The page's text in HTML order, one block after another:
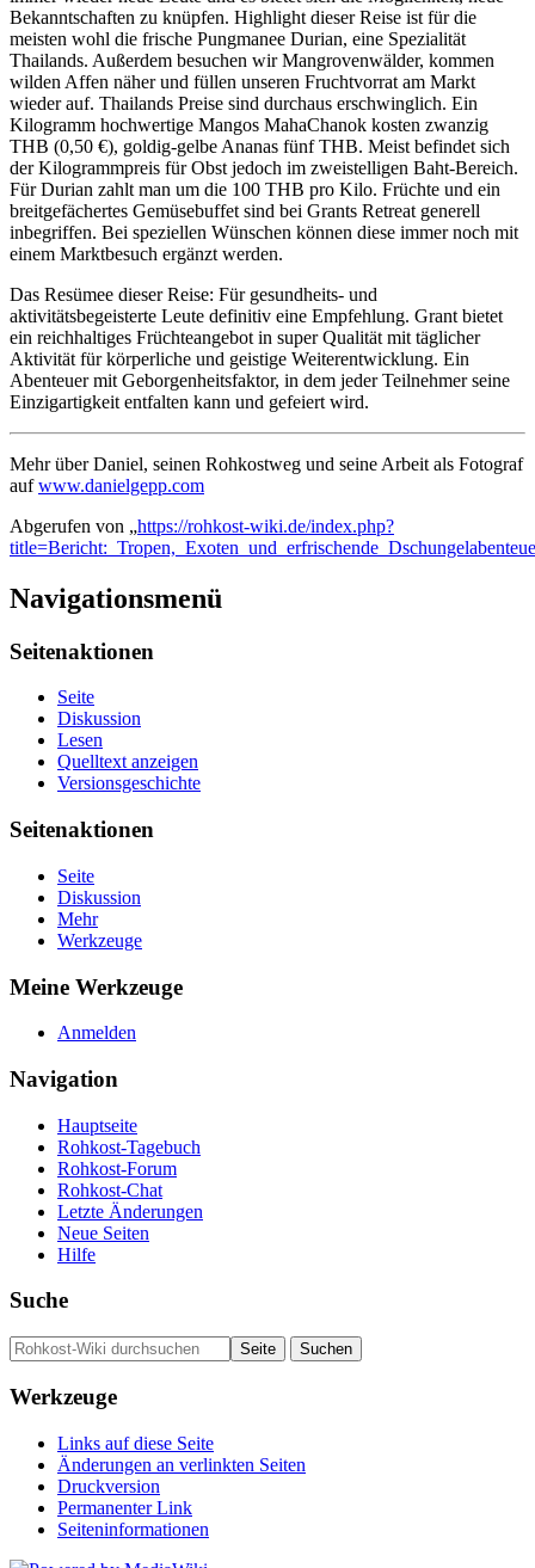
Bekanntschaften zu knüpfen. Highlight dieser Reise ist für die
meisten wohl die frische Pungmanee Durian, eine Spezialität
Thailands. Außerdem besuchen wir Mangrovenwälder, kommen
wilden Affen näher und füllen unseren Fruchtvorrat am Markt
wieder auf. Thailands Preise sind durchaus erschwinglich. Ein
Kilogramm hochwertige Mangos MahaChanok kosten zwanzig
THB (0,50 €), goldig-gelbe Ananas fünf THB. Meist befindet sich
der Kilogrammpreis für Obst jedoch im zweistelligen Baht-Bereich.
Für Durian zahlt man um die 100 THB pro Kilo. Früchte und ein
breitgefächertes Gemüsebuffet sind bei Grants Retreat generell
inbegriffen. Bei speziellen Wünschen können diese immer noch mit
einem Marktbesuch ergänzt werden.
Das Resümee dieser Reise: Für gesundheits- und
aktivitätsbegeisterte Leute definitiv eine Empfehlung. Grant bietet
ein reichhaltiges Früchteangebot in super Qualität mit täglicher
Aktivität für körperliche und geistige Weiterentwicklung. Ein
Abenteuer mit Geborgenheitsfaktor, in dem jeder Teilnehmer seine
Einzigartigkeit entfalten kann und gefeiert wird.
Mehr über Daniel, seinen Rohkostweg und seine Arbeit als Fotograf
aufwww.danielgepp.com
Abgerufen von „https://rohkost-wiki.de/index.php?
Navigationsmenü
Seitenaktionen
Seite
Diskussion
Lesen
Quelltext anzeigen
Versionsgeschichte
Seitenaktionen
Seite
Diskussion
Mehr
Werkzeuge
Meine Werkzeuge
Anmelden
Navigation
Hauptseite
Rohkost-Tagebuch
Rohkost-Forum
Rohkost-Chat
Letzte Änderungen
Neue Seiten
Hilfe
Suche
Werkzeuge
Links auf diese Seite
Änderungen an verlinkten Seiten
Druckversion
Permanenter Link
Seiten­­informationen